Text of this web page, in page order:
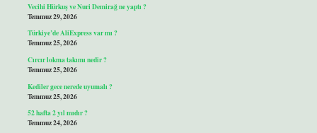
Vecihi Hürkuş ve Nuri Demirağ ne yaptı ?
Temmuz 29, 2026
Türkiye’de AliExpress var mı ?
Temmuz 25, 2026
Cırcır lokma takımı nedir ?
Temmuz 25, 2026
Kediler gece nerede uyumalı ?
Temmuz 25, 2026
52 hafta 2 yıl mıdır ?
Temmuz 24, 2026